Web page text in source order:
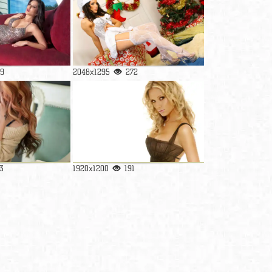
2048x1295 272
1920x1200 191